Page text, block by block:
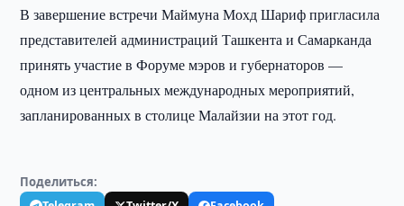
В завершение встречи Маймуна Мохд Шариф пригласила
представителей администраций Ташкента и Самарканда
принять участие в Форуме мэров и губернаторов —
одном из центральных международных мероприятий,
запланированных в столице Малайзии на этот год.
Поделиться: